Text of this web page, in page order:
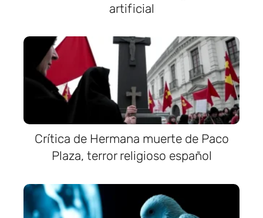
artificial
Crítica de Hermana muerte de Paco
Plaza, terror religioso español